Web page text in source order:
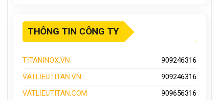
THÔNG TIN CÔNG TY
TITANINOX.VN
909246316
VATLIEUTITAN.VN
909246316
VATLIEUTITAN.COM
909656316